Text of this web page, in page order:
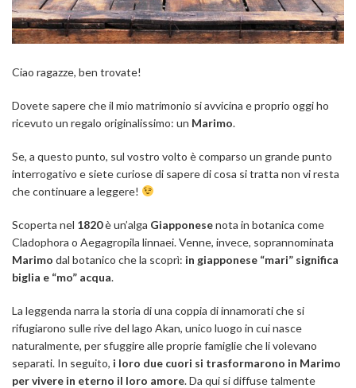
Ciao ragazze, ben trovate!
Dovete sapere che il mio matrimonio si avvicina e proprio oggi ho
ricevuto un regalo originalissimo: un Marimo.
Se, a questo punto, sul vostro volto è comparso un grande punto
interrogativo e siete curiose di sapere di cosa si tratta non vi resta
che continuare a leggere!
Scoperta nel 1820è un’alga Giapponesenota in botanica come
Cladophora o Aegagropila linnaei. Venne, invece, soprannominata
Marimo dal botanico che la scoprì: in giapponese “mari” significa
biglia e “mo” acqua.
La leggenda narra la storia di una coppia di innamorati che si
rifugiarono sulle rive del lago Akan, unico luogo in cui nasce
naturalmente, per sfuggire alle proprie famiglie che li volevano
separati. In seguito, i loro due cuori si trasformarono in Marimo
per vivere in eterno il loro amore. Da qui si diffuse talmente